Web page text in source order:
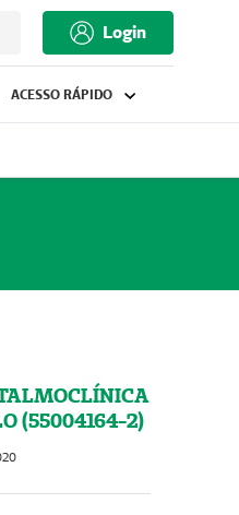
Login
ACESSO RÁPIDO
(55004164-2)